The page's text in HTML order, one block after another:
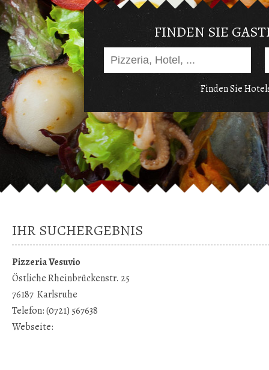
FINDEN SIE
Finden Sie
IHR SUCHERGEBNIS
Pizzeria Vesuvio
Östliche Rheinbrückenstr. 25
76187 Karlsruhe
Telefon:(0721) 567638
Webseite: